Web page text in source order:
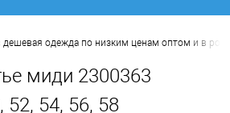
дешевая одежда по низким ценам оптом и в
миди 2300363
52, 54, 56, 58